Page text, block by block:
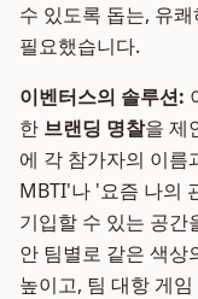
수 있도록 돕는, 유
필요했습니다.
이벤터스의 솔루션:
한 브랜딩 명찰을 제
에 각 참가자의 이름
MBTI'나 '요즘 나의
기입할 수 있는 공간
안 팀별로 같은 색상
높이고, 팀 대항 게